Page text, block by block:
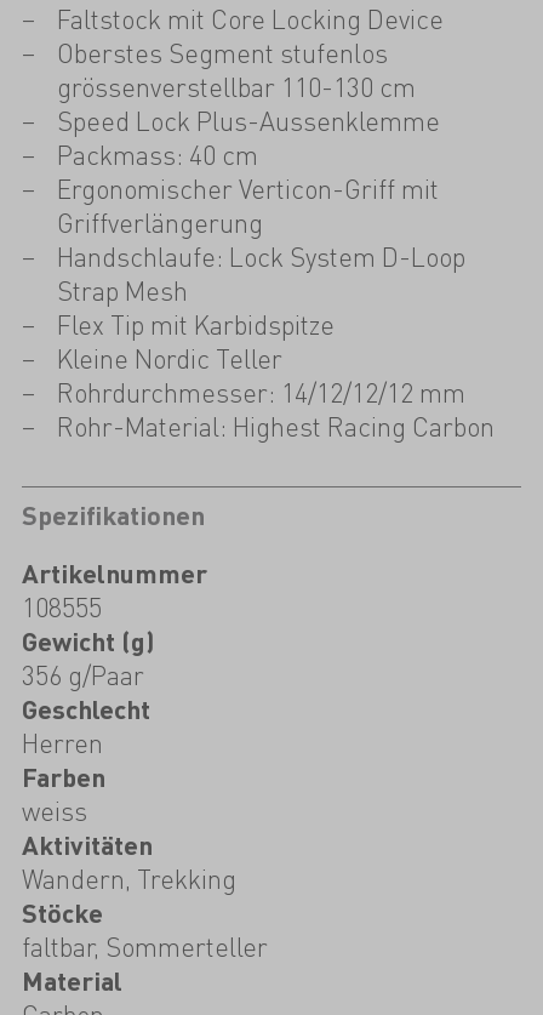
Faltstock mit Core Locking Device
Oberstes Segment stufenlos
grössenverstellbar 110-130 cm
Speed Lock Plus-Aussenklemme
Packmass: 40 cm
Ergonomischer Verticon-Griff mit
Griffverlängerung
Handschlaufe: Lock System D-Loop
Strap Mesh
Flex Tip mit Karbidspitze
Kleine Nordic Teller
Rohrdurchmesser: 14/12/12/12 mm
Rohr-Material: Highest Racing Carbon
Spezifikationen
Artikelnummer
108555
Gewicht (g)
356 g/Paar
Geschlecht
Herren
Farben
weiss
Aktivitäten
Wandern, Trekking
Stöcke
faltbar, Sommerteller
Material